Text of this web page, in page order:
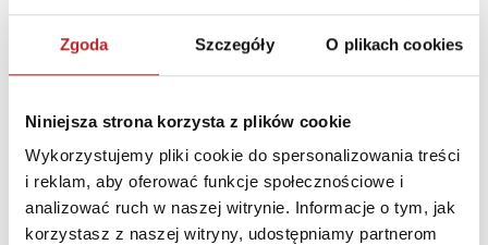
Zgoda Szczegóły O plikach cookies
Niniejsza strona korzysta z plików cookie
Wykorzystujemy pliki cookie do spersonalizowania treści
i reklam, aby oferować funkcje społecznościowe i
analizować ruch w naszej witrynie. Informacje o tym, jak
korzystasz z naszej witryny, udostępniamy partnerom
Miasto
Gdynia
E-mail
trefl@trefl.com
INNI KLIENCI KUPOWALI